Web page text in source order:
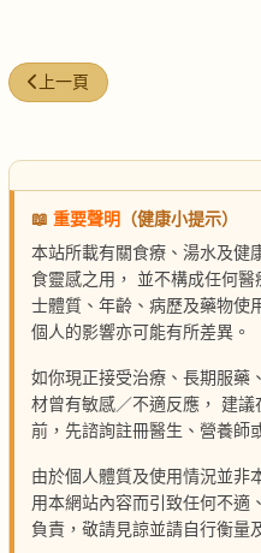
上一篇文章: 芋絲春卷
上一頁
📖 重要聲明
（健康小提示）
本站所載有關食療、湯水及健
食靈感之用， 並不構成任何
士體質、年齡、病歷及藥物使
個人的影響亦可能有所差異。
如你現正接受治療、長期服藥
材曾有敏感／不適反應， 建
前，先諮詢註冊醫生、營養師
由於個人體質及使用情況並非
用本網站內容而引致任何不適
負責，敬請見諒並請自行衡量